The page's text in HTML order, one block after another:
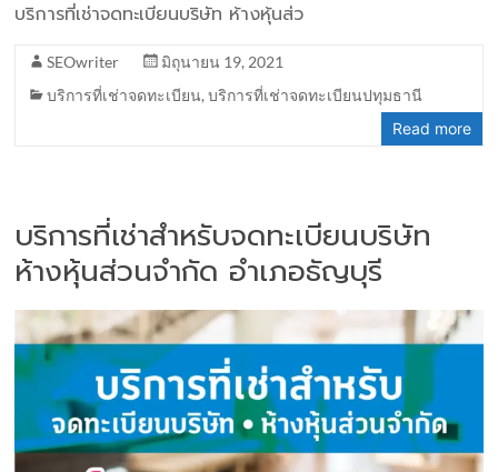
บริการที่เช่าจดทะเบียนบริษัท ห้างหุ้นส่ว
SEOwriter
มิถุนายน 19, 2021
บริการที่เช่าจดทะเบียน,บริการที่เช่าจดทะเบียนปทุมธานี
Read more
บริการที่เช่าสำหรับจดทะเบียนบริษัท
ห้างหุ้นส่วนจำกัด อำเภอธัญบุรี